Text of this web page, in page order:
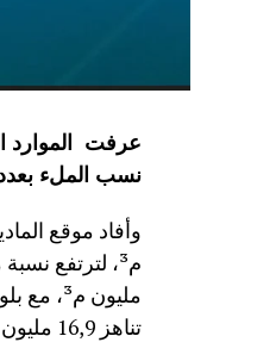
نسب الملء
تناهز 16,9 مليون م³، لترتفع نسبة ملئه إلى 37,5%.”